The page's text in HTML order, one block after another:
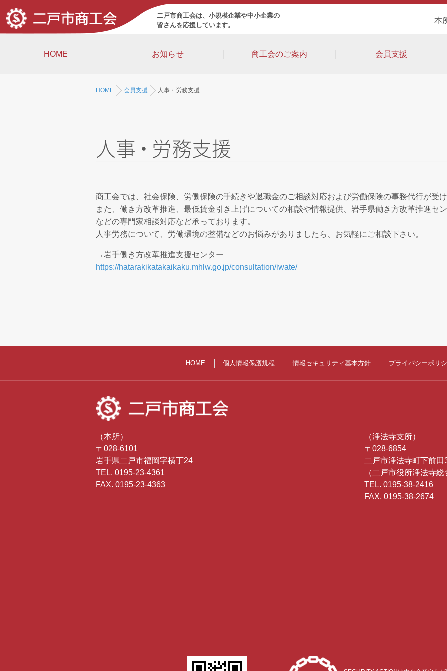
二戸市商工会は、小規模企業や中小企業の
皆さんを応援しています。
本
HOME お知らせ 商工会のご案内 会員支援
HOME 会員支援 人事・労務支援
人 事・ 労務支援
商工会では、社会保険、労働保険の手続きや退職金のご相談対応および労働保険の事務代行が受け
また、働き方改革推進、最低賃金引き上げについての相談や情報提供、岩手県働き方改革推進セ
などの専門家相談対応など承っております。
人事労務について、労働環境の整備などのお悩みがありましたら、お気軽にご相談下さい。
→岩手働き方改革推進支援センター
https://hatarakikatakaikaku.mhlw.go.jp/consultation/iwate/
HOME 個人情報保護規程 情報セキュリティ基本方針 プライバシーポリ
（本所）
〒028-6101
岩手県二戸市福岡字横丁24
TEL. 0195-23-4361
FAX. 0195-23-4363
（浄法寺支所）
〒028-6854
二戸市浄法寺町下前田
（二戸市役所浄法寺総
TEL. 0195-38-2416
FAX. 0195-38-2674